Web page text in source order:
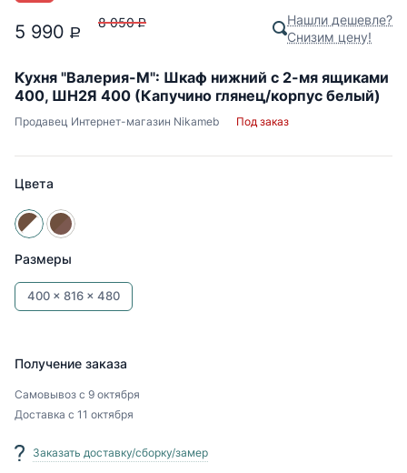
5 990 P
8 050 P
Нашли дешевле?
Снизим цену!
Кухня "Валерия-М": Шкаф нижний с 2-мя ящиками
400, ШН2Я 400 (Капучино глянец/корпус белый)
Продавец Интернет-магазин Nikameb Под заказ
Цвета
Размеры
400 x 816 x 480
Получение заказа
Самовывоз с 9 октября
Доставка с 11 октября
Заказать доставку/сборку/замер